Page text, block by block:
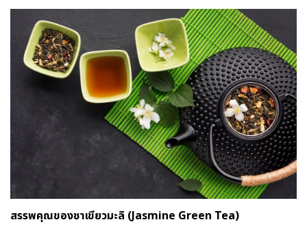
สรรพคุณของชาเขียวมะลิ (Jasmine Green Tea)